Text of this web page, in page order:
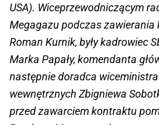
USA). Wiceprzewodniczącym
Megagazu podczas zawierania
Roman Kurnik, były kadrowiec
Marka Papały, komendanta
następnie doradca
wewnętrznych Zbigniewa
przed zawarciem kontraktu